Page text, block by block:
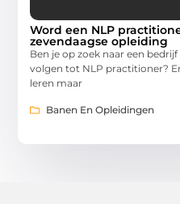
Word een NLP
zevendaagse opleiding
Ben je op zoek naar een
volgen tot NLP practitioner?
leren maar
Banen En Opleidingen